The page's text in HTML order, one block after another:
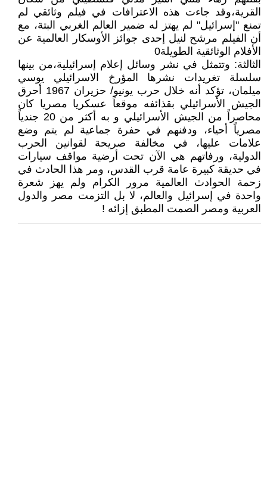
القرية،وقد جاءت هذه الاعترافات في فيلم وثائقي لم
تمنع "إسرائيل" لم يهتز له ضمير العالم الغربي البتة، مع
أن الفيلم مرشح لنيل إحدى جوائز الأوسكار العالمية عن
الأفلام الوثائقية الطويلة0
الثالثة: وتتمثل في نشر وسائل إعلام إسرائيلية،من بينها
سلسلة تغريدات نشرها المؤرخ الاسرائيلي يوسي
ميلمان، تؤكد أنه خلال حرب يونيو/ حزيران 1967 أحرق
الجيش الأسرائيلي بقذائفه موقعاً عسكريا مصريا كان
محاصراً من الجيش الأسرائيلي و به أكثر من 20 جندياً
مصرياً أحياء، ودفنهم في حفرة جماعية لم يتم وضع
علامات عليها، في مخالفة صريحة لقوانين الحرب
الدولية، ورفاتهم هي الآن تحت أرضية مواقف سيارات
في حديقة كبيرة عامة قرب القدس، ومر هذا الحادث في
زحمة الحوادث العالمية مرور الكرام ولم يهز شعرة
واحدة في إسرائيل والعالم، لا بل التزمت مصر والدول
العربية ومصر الصمت المطبق إزائه !